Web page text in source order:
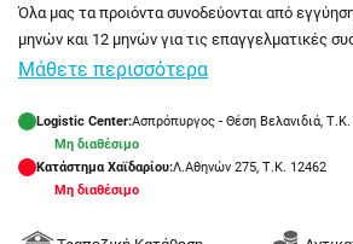
Όλα μας τα προιόντα συνοδεύονται από
μηνών και 12 μηνών για τις επαγγελματικές
Μάθετε περισσότερα
Logistic Center:Ασπρόπυργος - Θέση Βελανιδιά,
Μη διαθέσιμο
Κατάστημα Χαϊδαρίου:Λ.Αθηνών 275, Τ.Κ. 12462
Μη διαθέσιμο